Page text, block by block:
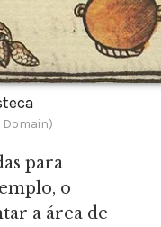
para
o
a área de